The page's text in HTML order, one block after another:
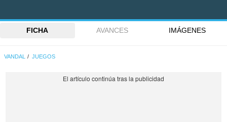
FICHA AVANCES IMÁGENES
VANDAL JUEGOS